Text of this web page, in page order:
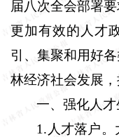
届八次全会部署
更加有效的人才
引、集聚和用好
林经济社会发展，
一、强化人
1. 人才落户。